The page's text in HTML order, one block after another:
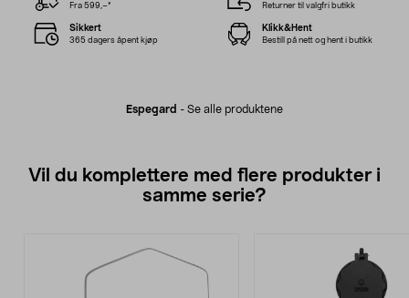
Espegard - Se alle produktene
Fra 599,–* Returner til valgfri butikk
Sikkert
365 dagers åpent kjøp
Klikk&Hent
Bestill på nett og hent i butikk
Vil du komplettere med flere produkter i
samme serie?